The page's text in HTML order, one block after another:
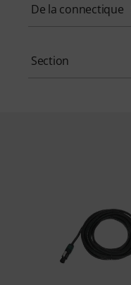
De la connectique
Section